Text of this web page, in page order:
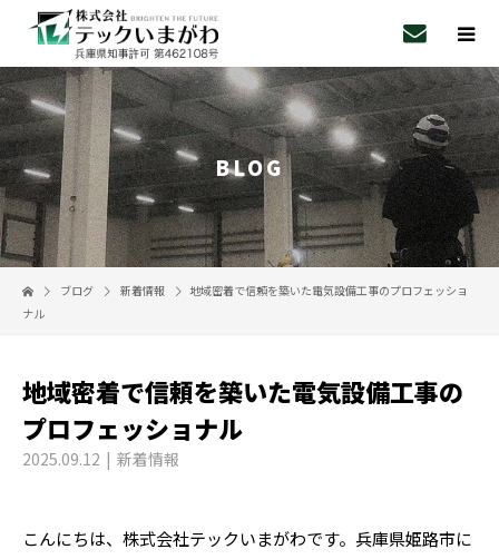
BLOG
ブログ 新着情報
地域密着で信頼を築いた電気設備工事のプロフェッショ
ナル
地域密着で信頼を築いた電気設備工事の
プロフェッショナル
2025.09.12 新着情報
こんにちは、株式会社テックいまがわです。兵庫県姫路市に